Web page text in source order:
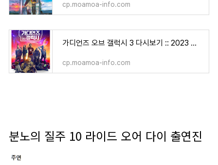
cp.moamoa-info.com
가디언즈 오브 갤럭시 3 다시보기 :: 2023 고화질 스트리밍
cp.moamoa-info.com
분노의 질주 10 라이드 오어 다이 출연진